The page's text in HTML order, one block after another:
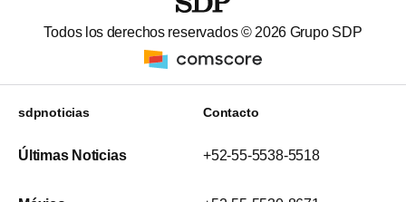
Todos los derechos reservados © 2026 Grupo SDP
sdpnoticias
Últimas Noticias
Contacto
+52-55-5538-5518